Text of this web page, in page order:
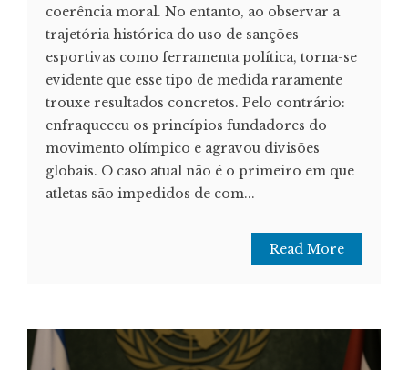
coerência moral. No entanto, ao observar a
trajetória histórica do uso de sanções
esportivas como ferramenta política, torna-se
evidente que esse tipo de medida raramente
trouxe resultados concretos. Pelo contrário:
enfraqueceu os princípios fundadores do
movimento olímpico e agravou divisões
globais. O caso atual não é o primeiro em que
atletas são impedidos de com...
Read More